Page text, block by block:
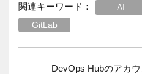
関連キーワード： AI
GitLab
DevOps Hubのアカ